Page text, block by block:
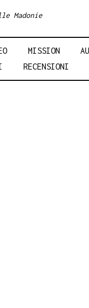
Madonie
MISSION
RECENSIONI